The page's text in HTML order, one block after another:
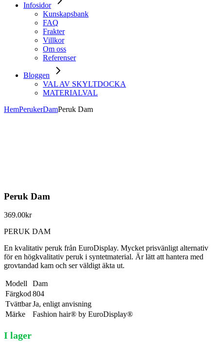
Infosidor
Kunskapsbank
FAQ
Frakter
Villkor
Om oss
Referenser
Bloggen
VAL AV SKYLTDOCKA
MATERIALVAL
HemPerukerDamPeruk Dam
Peruk Dam
369.00kr
PERUK DAM
En kvalitativ peruk från EuroDisplay. Mycket prisvänligt alternativ
för en högkvalitativ peruk i syntetmaterial. Är lätt att hantera med
grovtandad kam och ser väldigt äkta ut.
Modell
Dam
Färgkod 804
TvättbarJa, enligt anvisning
Märke
Fashion hair® by EuroDisplay®
I lager